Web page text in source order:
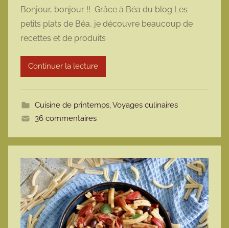
m
a
r
m
t
e
Bonjour, bonjour !! Grâce à Béa du blog Les
petits plats de Béa, je découvre beaucoup de
recettes et de produits
Continuer la lecture
Cuisine de printemps,Voyages culinaires
36 commentaires